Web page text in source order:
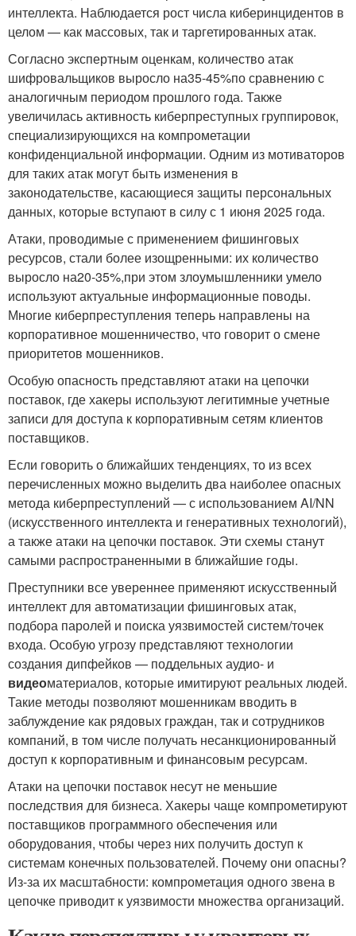
интеллекта. Наблюдается рост числа киберинцидентов в
целом — как массовых, так и таргетированных атак.
Согласно экспертным оценкам, количество атак
шифровальщиков выросло на35-45%по сравнению с
аналогичным периодом прошлого года. Также
увеличилась активность киберпреступных группировок,
специализирующихся на компрометации
конфиденциальной информации. Одним из мотиваторов
для таких атак могут быть изменения в
законодательстве, касающиеся защиты персональных
данных, которые вступают в силу с 1 июня 2025 года.
Атаки, проводимые с применением фишинговых
ресурсов, стали более изощренными: их количество
выросло на20-35%,при этом злоумышленники умело
используют актуальные информационные поводы.
Многие киберпреступления теперь направлены на
корпоративное мошенничество, что говорит о смене
приоритетов мошенников.
Особую опасность представляют атаки на цепочки
поставок, где хакеры используют легитимные учетные
записи для доступа к корпоративным сетям клиентов
поставщиков.
Если говорить о ближайших тенденциях, то из всех
перечисленных можно выделить два наиболее опасных
метода киберпреступлений — с использованием AI/NN
(искусственного интеллекта и генеративных технологий),
а также атаки на цепочки поставок. Эти схемы станут
самыми распространенными в ближайшие годы.
Преступники все увереннее применяют искусственный
интеллект для автоматизации фишинговых атак,
подбора паролей и поиска уязвимостей систем/точек
входа. Особую угрозу представляют технологии
создания дипфейков — поддельных аудио- и
видеоматериалов, которые имитируют реальных людей.
Такие методы позволяют мошенникам вводить в
заблуждение как рядовых граждан, так и сотрудников
компаний, в том числе получать несанкционированный
доступ к корпоративным и финансовым ресурсам.
Атаки на цепочки поставок несут не меньшие
последствия для бизнеса. Хакеры чаще компрометируют
поставщиков программного обеспечения или
оборудования, чтобы через них получить доступ к
системам конечных пользователей. Почему они опасны?
Из-за их масштабности: компрометация одного звена в
цепочке приводит к уязвимости множества организаций.